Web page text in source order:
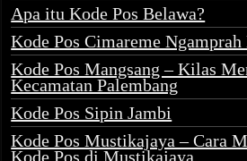
Apa itu Kode Pos Belawa?
Kode Pos Cimareme
Kode Pos Mangsang – Kilas
Kecamatan Palembang
Kode Pos Sipin Jambi
Kode Pos Mustikajaya – Cara
Kode Pos di Mustikajaya